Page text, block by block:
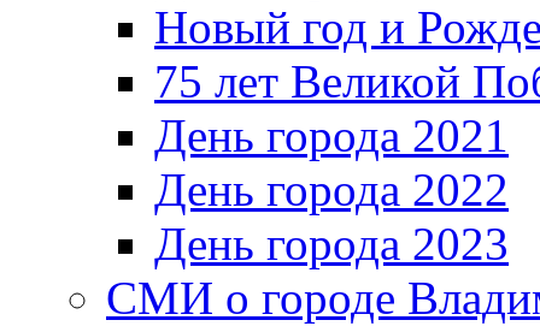
Новый год и
75 лет Великой
День города 2021
День города 2022
День города 2023
СМИ о городе